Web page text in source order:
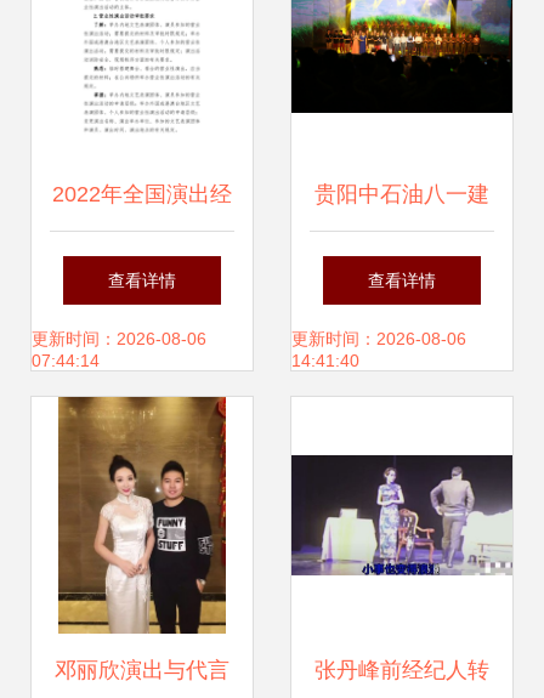
2022年全国演出经
纪人员资格认定考
试大纲解析 科目二
演出市场政策和经
纪实务 演出经纪
查看详情
更新时间：2026-08-06
07:44:14
贵阳中石油八一建
军节庆典晚会圆满
举行
查看详情
更新时间：2026-08-06
14:41:40
邓丽欣演出与代言 张丹峰前经纪人转